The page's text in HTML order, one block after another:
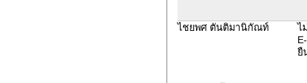
ไชยพศ ตันติมานิกัณท์
ไ
ยื